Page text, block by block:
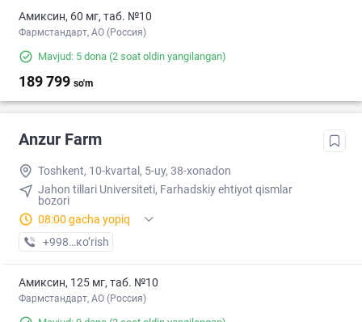
Амиксин, 60 мг, таб. №10
Фармстандарт, АО (Россия)
Mavjud: 5 dona (2 soat oldin yangilangan)
189 799 so'm
Anzur Farm
Toshkent, 10-kvartal, 5-uy, 38-xonadon
Jahon tillari Universiteti, Farhadskiy ehtiyot qismlar
bozori
08:00 gacha yopiq
+998 (90) XXX-XX-XX
кo’rish
Амиксин, 125 мг, таб. №10
Фармстандарт, АО (Россия)